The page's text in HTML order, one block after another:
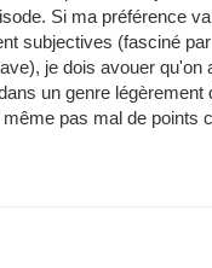
Si ma préférence
subjectives (fasciné
je dois avouer qu'on
un genre légèrement
pas mal de points